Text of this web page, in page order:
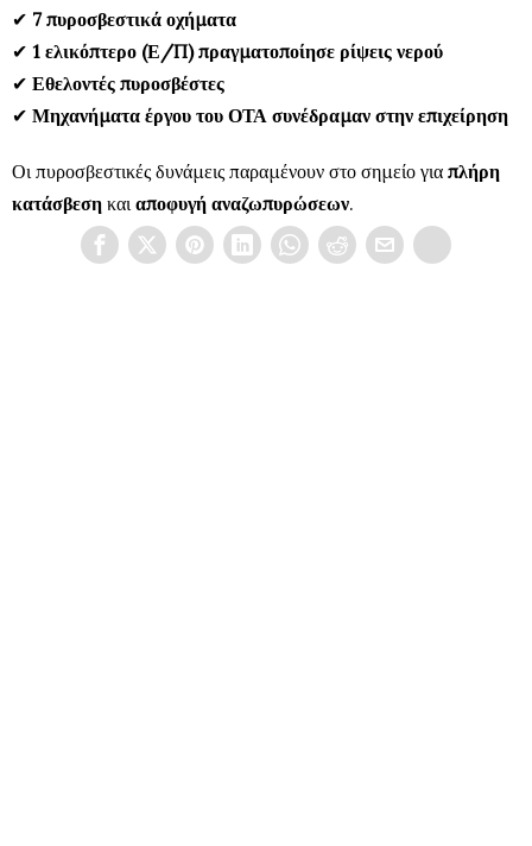
✔ 7 πυροσβεστικά οχήματα
✔ 1 ελικόπτερο (Ε/Π) πραγματοποίησε ρίψεις νερού
✔ Εθελοντές πυροσβέστες
✔ Μηχανήματα έργου του ΟΤΑ συνέδραμαν στην επιχείρηση
Οι πυροσβεστικές δυνάμεις παραμένουν στο σημείο για πλήρη
κατάσβεση και αποφυγή αναζωπυρώσεων.